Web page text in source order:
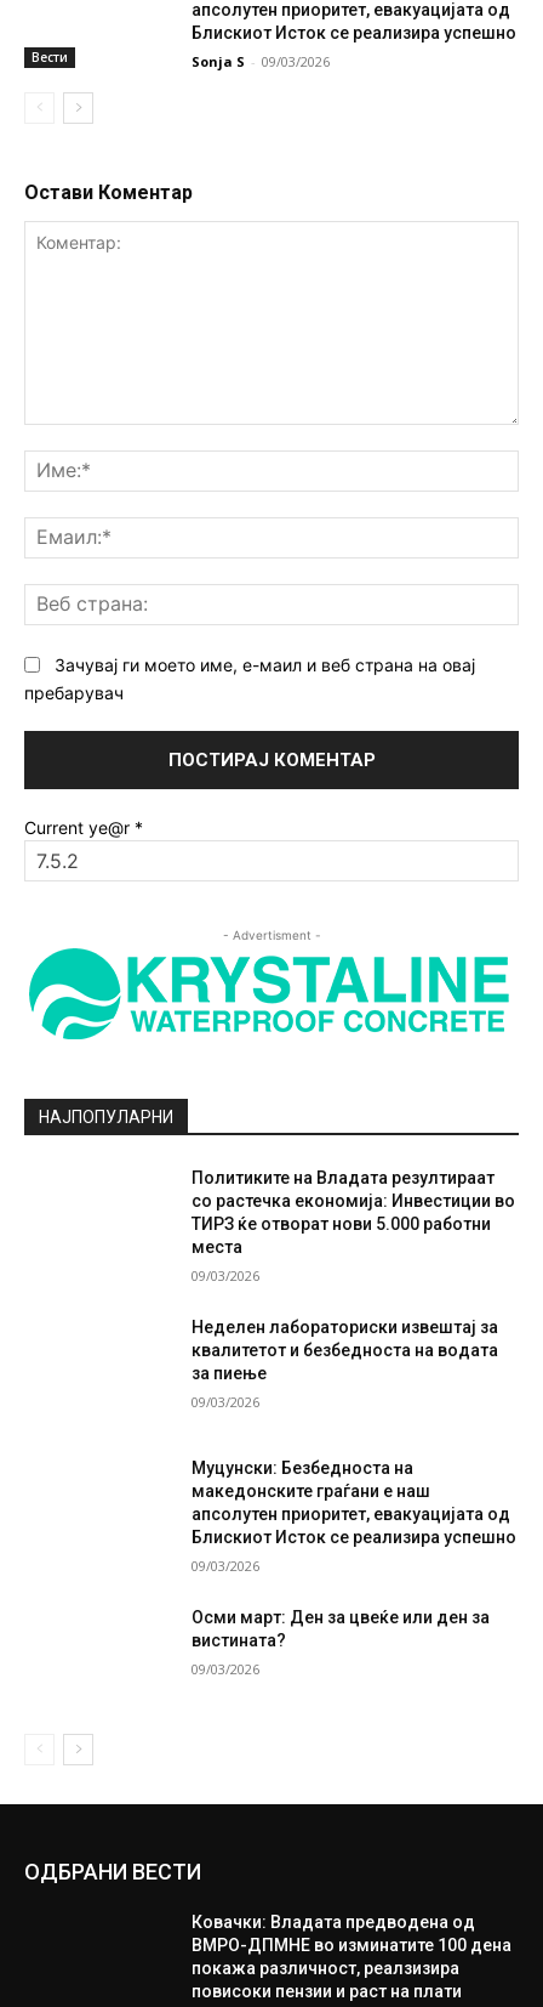
Вести
апсолутен приоритет, евакуацијата од
Блискиот Исток се реализира успешно
Sonja S - 09/03/2026
Остави Коментар
Зачувај ги моето име, е-маил и веб страна на овај
пребарувач
Current ye@r *
- Advertisment -
НАЈПОПУЛАРНИ
Политиките на Владата резултираат
со растечка економија: Инвестиции во
ТИРЗ ќе отворат нови 5.000 работни
места
09/03/2026
Неделен лабораториски извештај за
квалитетот и безбедноста на водата
за пиење
09/03/2026
Муцунски: Безбедноста на
македонските граѓани е наш
апсолутен приоритет, евакуацијата од
Блискиот Исток се реализира успешно
09/03/2026
Осми март: Ден за цвеќе или ден за
вистината?
09/03/2026
ОДБРАНИ ВЕСТИ
Ковачки: Владата предводена од
ВМРО-ДПМНЕ во изминатите 100 дена
покажа различност, реалзизира
повисоки пензии и раст на плати